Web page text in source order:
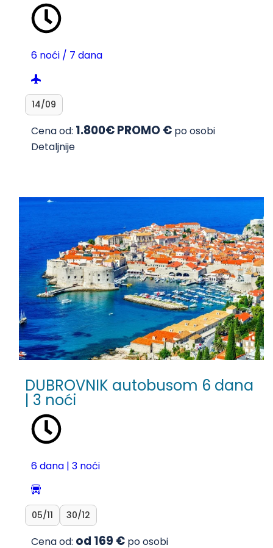
6 noći / 7 dana
14/09
Cena od: 1.800€ PROMO € po osobi
Detaljnije
DUBROVNIK autobusom 6 dana
| 3 noći
6 dana | 3 noći
05/11 30/12
Cena od: od 169 € po osobi